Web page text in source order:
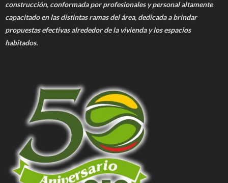
construcción, conformada por profesionales y personal altamente
capacitado en las distintas ramas del área, dedicada a brindar
propuestas efectivas alrededor de la vivienda y los espacios
habitados.